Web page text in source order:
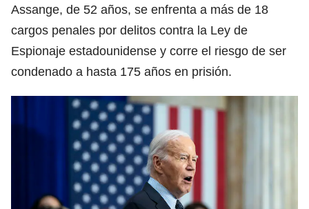
Assange, de 52 años, se enfrenta a más de 18
cargos penales por delitos contra la Ley de
Espionaje estadounidense y corre el riesgo de ser
condenado a hasta 175 años en prisión.